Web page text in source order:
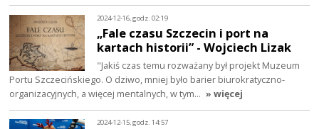
2024-12-16, godz. 02:19
„Fale czasu Szczecin i port na
kartach historii” - Wojciech Lizak
"Jakiś czas temu rozważany był projekt Muzeum
Portu Szczecińskiego. O dziwo, mniej było barier biurokratyczno-
organizacyjnych, a więcej mentalnych, w tym… » więcej
2024-12-15, godz. 14:57